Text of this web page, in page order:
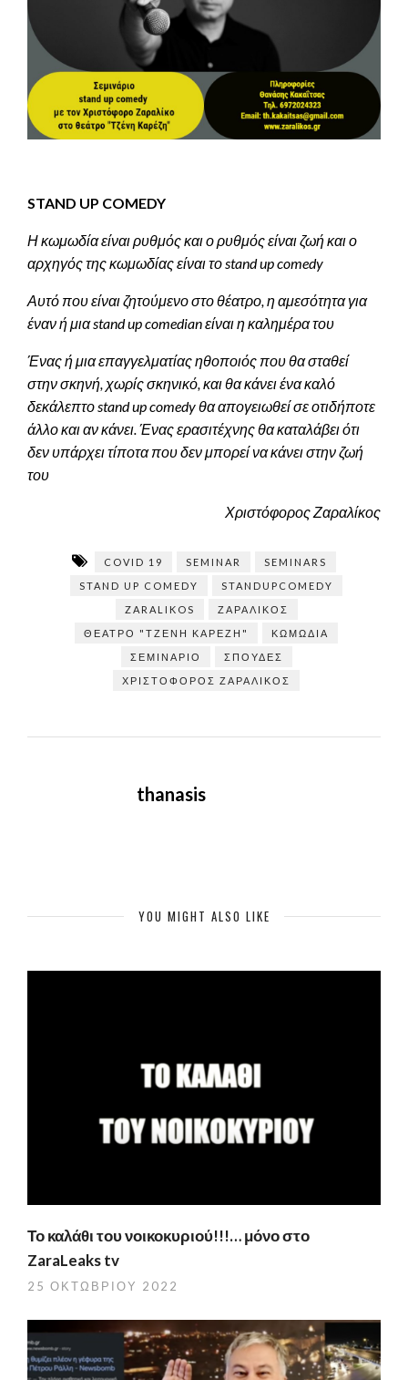
STAND UP COMEDY
Η κωμωδία είναι ρυθμός και ο ρυθμός είναι ζωή και ο
αρχηγός της κωμωδίας είναι το stand up comedy
Αυτό που είναι ζητούμενο στο θέατρο, η αμεσότητα για
έναν ή μια stand up comedian είναι η καλημέρα του
Ένας ή μια επαγγελματίας ηθοποιός που θα σταθεί
στην σκηνή, χωρίς σκηνικό, και θα κάνει ένα καλό
δεκάλεπτο stand up comedy θα απογειωθεί σε οτιδήποτε
άλλο και αν κάνει. Ένας ερασιτέχνης θα καταλάβει ότι
δεν υπάρχει τίποτα που δεν μπορεί να κάνει στην ζωή
του
Χριστόφορος Ζαραλίκος
COVID 19 SEMINAR
SEMINARS
STAND UP COMEDY
STANDUPCOMEDY
ZARALIKOS
ΖΑΡΑΛΊΚΟΣ
ΘΈΑΤΡΟ "ΤΖΈΝΗ ΚΑΡΈΖΗ"
ΚΩΜΩΔΊΑ
ΣΕΜΙΝΆΡΙΟ
ΣΠΟΥΔΈΣ
ΧΡΙΣΤΌΦΟΡΟΣ ΖΑΡΑΛΊΚΟΣ
thanasis
YOU MIGHT ALSO LIKE
Το καλάθι του νοικοκυριού!!!… μόνο στο
ZaraLeaks tv
25 ΟΚΤΩΒΡΊΟΥ 2022